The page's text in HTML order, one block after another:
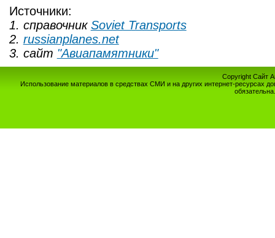
Источники:
1. справочник Soviet Transports
2. russianplanes.net
3. сайт "Авиапамятники"
Copyright Сайт
Использование материалов в средствах СМИ и на других интернет-ресурсах
обязательна.